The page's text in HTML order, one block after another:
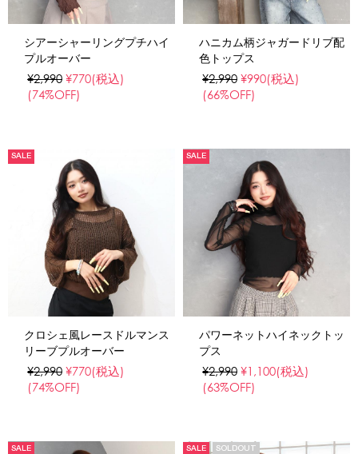
シアーシャーリングプチハイ
プルオーバー
¥2,990 ¥770(税込)
(74%OFF)
ハニカム柄ジャガードリブ配
色トップス
¥2,990 ¥990(税込)
(66%OFF)
SALE
クロシェ風レースドルマンス
リーブプルオーバー
¥2,990 ¥770(税込)
(74%OFF)
SALE
パワーネットハイネックトッ
プス
¥2,990 ¥1,100(税込)
(63%OFF)
SALE SALE SOLDOUT